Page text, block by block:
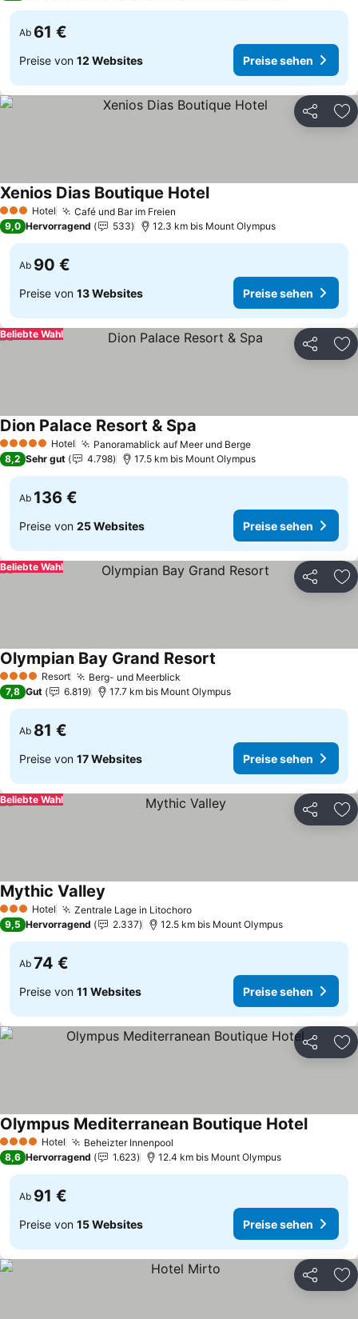
Ab 61 €
Preise von 12 Websites Preise sehen
Teilen
3 SterneHotel Café und Bar im Freien
Xenios Dias Boutique Hotel
9,0 Hervorragend 533 12.3 km bis Mount Olympus
Ab 90 €
Preise von 13 Websites Preise sehen
Teilen
Beliebte Wahl
5 Sterne Hotel Panoramablick auf Meer und Berge
Dion Palace Resort & Spa
8,2 Sehr gut 4.798 17.5 km bis Mount Olympus
Ab 136 €
Preise von 25 Websites Preise sehen
Teilen
Beliebte Wahl
4 Sterne Resort Berg- und Meerblick
Olympian Bay Grand Resort
7,8 Gut 6.819 17.7 km bis Mount Olympus
Ab 81 €
Preise von 17 Websites Preise sehen
Teilen
Beliebte Wahl
3 SterneHotel Zentrale Lage in Litochoro
Mythic Valley
9,5 Hervorragend 2.337 12.5 km bis Mount Olympus
Ab 74 €
Preise von 11 Websites Preise sehen
Teilen
4 Sterne Hotel Beheizter Innenpool
Olympus Mediterranean Boutique Hotel
8,6 Hervorragend 1.623 12.4 km bis Mount Olympus
Ab 91 €
Preise von 15 Websites Preise sehen
Teilen